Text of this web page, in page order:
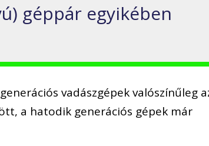
géppár egyikében
vadászgépek valószínűleg
a hatodik generációs gépek már